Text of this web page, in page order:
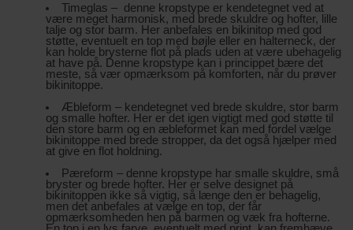
Timeglas –  denne kropstype er kendetegnet ved at
være meget harmonisk, med brede skuldre og hofter, lille
talje og stor barm. Her anbefales en bikinitop med god
støtte, eventuelt en top med bøjle eller en halterneck, der
kan holde brysterne flot på plads uden at være ubehagelig
at have på. Denne kropstype kan i princippet bære det
meste, så vær opmærksom på komforten, når du prøver
bikinitoppe.
Æbleform – kendetegnet ved brede skuldre, stor barm
og smalle hofter. Her er det igen vigtigt med god støtte til
den store barm og en æbleformet kan med fordel vælge
bikinitoppe med brede stropper, da det også hjælper med
at give en flot holdning.
Pæreform – denne kropstype har smalle skuldre, små
bryster og brede hofter. Her er selve designet på
bikinitoppen ikke så vigtig, så længe den er behagelig,
men det anbefales at vælge en top, der får
opmærksomheden hen på barmen og væk fra hofterne.